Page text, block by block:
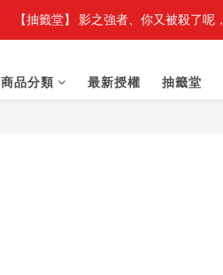
最新
【抽籤堂】 影之強者、你又被殺了
商品分類 最新授權 抽籤堂